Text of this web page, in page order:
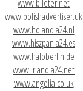
www.bileter.net
www.polishadvertiser.uk
www.holandia24.nl
www.hiszpania24.es
www.haloberlin.de
www.irlandia24.net
www.angolia.co.uk